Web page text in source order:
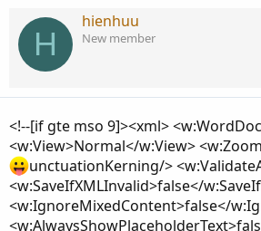
H
hienhuu
New member
<!--[if gte mso 9]><xml>
<w:View>Normal</w:View>
unctuationKerning/>
<w:SaveIfXMLInvalid>false</
<w:IgnoreMixedContent>false</